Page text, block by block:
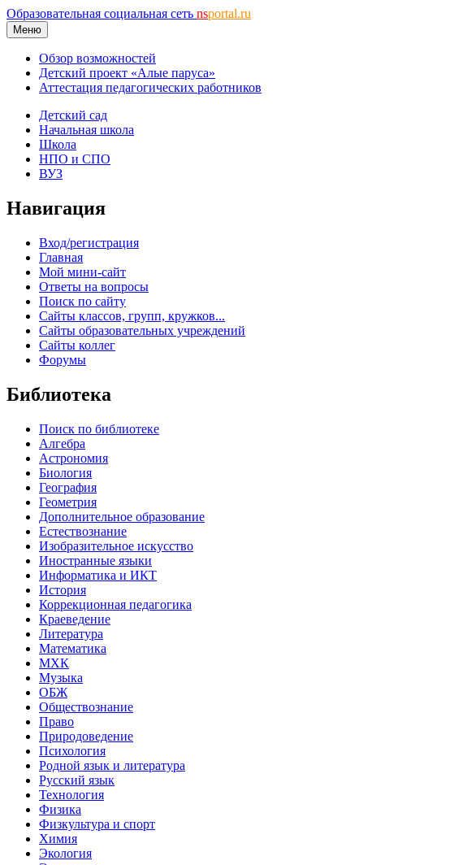
Образовательная социальная сеть nsportal.ru
Меню
Обзор возможностей
Детский проект «Алые паруса»
Аттестация педагогических работников
Детский сад
Начальная школа
Школа
НПО и СПО
ВУЗ
Навигация
Вход/регистрация
Главная
Мой мини-сайт
Ответы на вопросы
Поиск по сайту
Сайты классов, групп, кружков...
Сайты образовательных учреждений
Сайты коллег
Форумы
Библиотека
Поиск по библиотеке
Алгебра
Астрономия
Биология
География
Геометрия
Дополнительное образование
Естествознание
Изобразительное искусство
Иностранные языки
Информатика и ИКТ
История
Коррекционная педагогика
Краеведение
Литература
Математика
МХК
Музыка
ОБЖ
Обществознание
Право
Природоведение
Психология
Родной язык и литература
Русский язык
Технология
Физика
Физкультура и спорт
Химия
Экология